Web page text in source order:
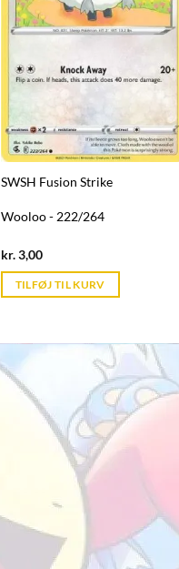
SWSH Fusion Strike
Wooloo - 222/264
kr.3,00Current
is:
kr. 39,95.
TILFØJ TIL KURV